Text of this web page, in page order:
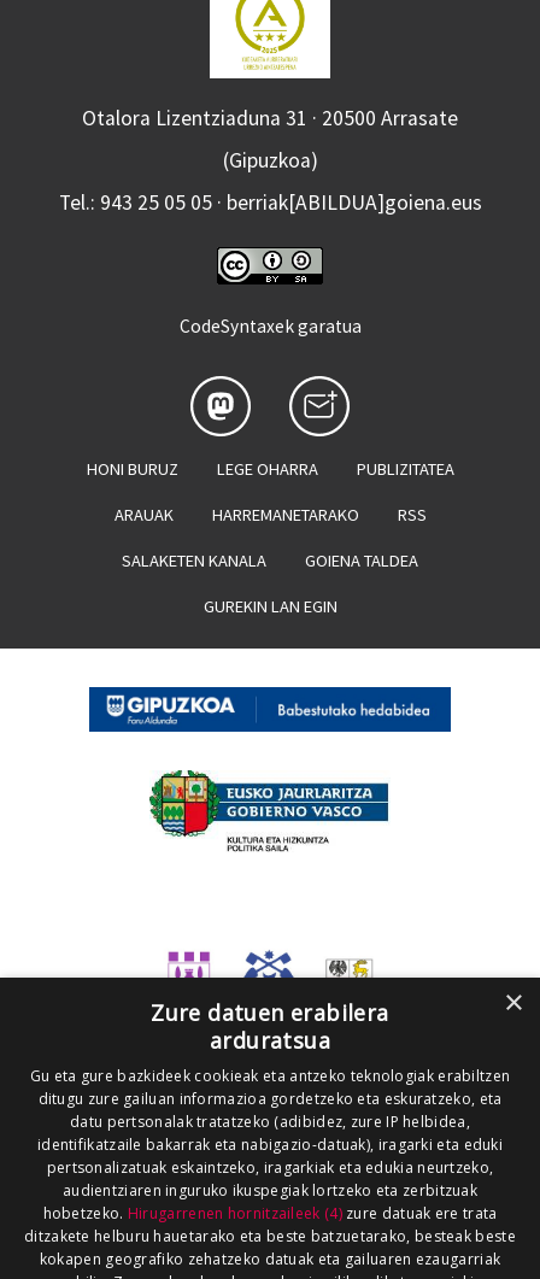
Otalora Lizentziaduna 31 · 20500 Arrasate
(Gipuzkoa)
Tel.: 943 25 05 05 · berriak[ABILDUA]goiena.eus
CodeSyntaxek garatua
HONI BURUZ LEGE OHARRA PUBLIZITATEA
ARAUAK HARREMANETARAKO RSS
SALAKETEN KANALA GOIENA TALDEA
GUREKIN LAN EGIN
×
Zure datuen erabilera
arduratsua
Gu eta gure bazkideek cookieak eta antzeko teknologiak erabiltzen
ditugu zure gailuan informazioa gordetzeko eta eskuratzeko, eta
datu pertsonalak tratatzeko (adibidez, zure IP helbidea,
identifikatzaile bakarrak eta nabigazio-datuak), iragarki eta eduki
pertsonalizatuak eskaintzeko, iragarkiak eta edukia neurtzeko,
audientziaren inguruko ikuspegiak lortzeko eta zerbitzuak
hobetzeko. Hirugarrenen hornitzaileek (4)zure datuak ere trata
ditzakete helburu hauetarako eta beste batzuetarako, besteak beste
kokapen geografiko zehatzeko datuak eta gailuaren ezaugarriak